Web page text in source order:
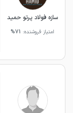
سازه فولاد پرتو حمید
امتیاز فروشنده: 71%